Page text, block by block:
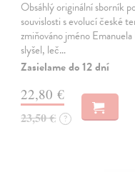
Obsáhlý originální sborník
souvislosti s evolucí české
zmiňováno jméno
slyšel, leč…
Zasielame do 12 dní
22,80 €
23,50 € ?